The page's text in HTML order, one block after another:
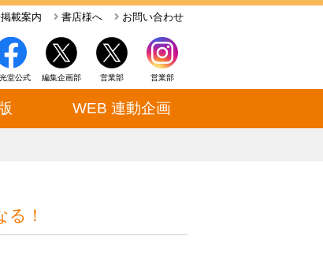
お問い合わせ
書店様へ
載案内
営業部
営業部
編集企画部
堂公式
WEB 連動企画
！